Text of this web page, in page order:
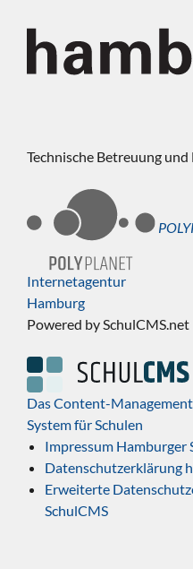
Technische Betreuung
Internetagentur
Hamburg
Powered by SchulCMS.net
Das Content-
System für Schulen
Impressum Hamburger
Datenschutzerklärung
Erweiterte
SchulCMS